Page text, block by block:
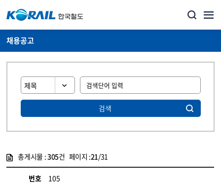
채용공고
검색
총게시물 :305건 페이지 :21/31
번호
105